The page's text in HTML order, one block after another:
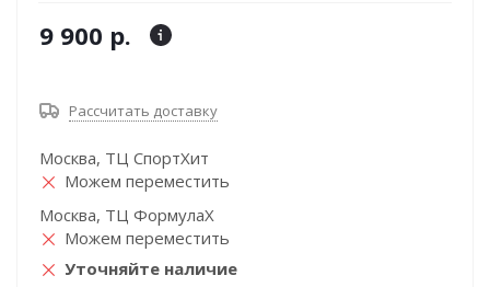
9 900 р.
Рассчитать доставку
Москва, ТЦ СпортХит
Можем переместить
Москва, ТЦ ФормулаХ
Можем переместить
Уточняйте наличие